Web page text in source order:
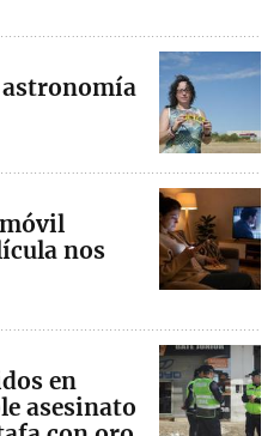
nos
en
asesinato